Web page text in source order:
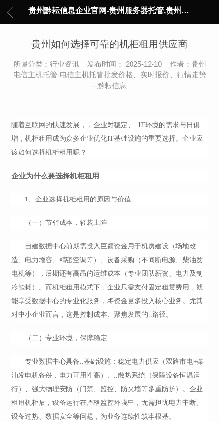
贵州黔耘信息企业官网-贵州服务器托管,贵州主机托管,云服务器托管,数据中心托管,网络设备托管,服务器租用,托管服务提供商,服务器管理-黔耘信息 贵州数据中心机柜租用-专业贵州IDC托管服务器维修
贵州如何选择可靠的机柜租用供应商
所属分类：行业资讯 发布时间： 2025-12-10 作者：贵州
电信主机托管-电信主机托管批发价格、实时报价、行情走势
- 黔耘信息
随着互联网的快速发展，，企业对稳定、..IT环境的需求与日俱
增，机柜租用 成为众多企业优化IT基础设施的重要选择。企业应
该如何选择机柜租用呢？
企业为什么要选择机柜租用
1、企业选择机柜租用的原因与价值
（一）节省成本，轻装上阵
自建数据中心前期需投入巨额资金用于机房建设（场地改
造、电力增容、精密空调等）、设备采购（不间断电源、柴油发
电机等），后期还有高昂的运维成本（专业团队薪资、电力及制
冷能耗）。而机柜租用模式下，企业只需支付固定租赁费用，就
能享受数据中心的专业化服务，将资金更多投入核心业务。尤其
对中小企业而言，这是控制成本、聚焦发展的..路径。
（二）专业环境，保障稳定
专业数据中心具备..基础设施：稳定电力供应（双路市电+柴
油发电机备份，电力可用性高）、..散热系统（保障设备恒温运
行）、强大物理安防（门禁、监控、防火墙等多重防护）。企业
租用机柜后，设备运行在严格监控环境中，无需担忧电力中断、
设备过热、数据安全等问题，为业务连续性筑牢根基。